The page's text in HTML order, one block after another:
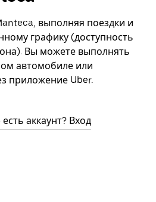
выполняя поездки и
графику (доступность
Вы можете выполнять
автомобиле или
приложение Uber.
аккаунт? Вход